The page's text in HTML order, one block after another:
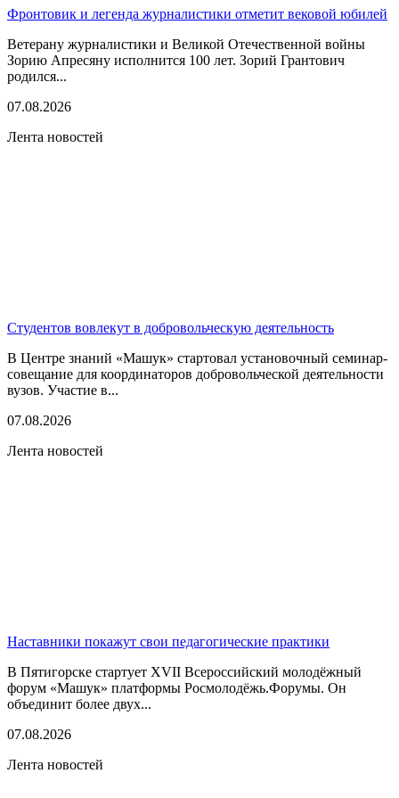
Фронтовик и легенда журналистики отметит вековой юбилей
Ветерану журналистики и Великой Отечественной войны
Зорию Апресяну исполнится 100 лет. Зорий Грантович
родился...
07.08.2026
Лента новостей
Студентов вовлекут в добровольческую деятельность
В Центре знаний «Машук» стартовал установочный семинар-
совещание для координаторов добровольческой деятельности
вузов. Участие в...
07.08.2026
Лента новостей
Наставники покажут свои педагогические практики
В Пятигорске стартует XVII Всероссийский молодёжный
форум «Машук» платформы Росмолодёжь.Форумы. Он
объединит более двух...
07.08.2026
Лента новостей